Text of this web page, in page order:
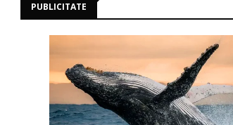
PUBLICITATE